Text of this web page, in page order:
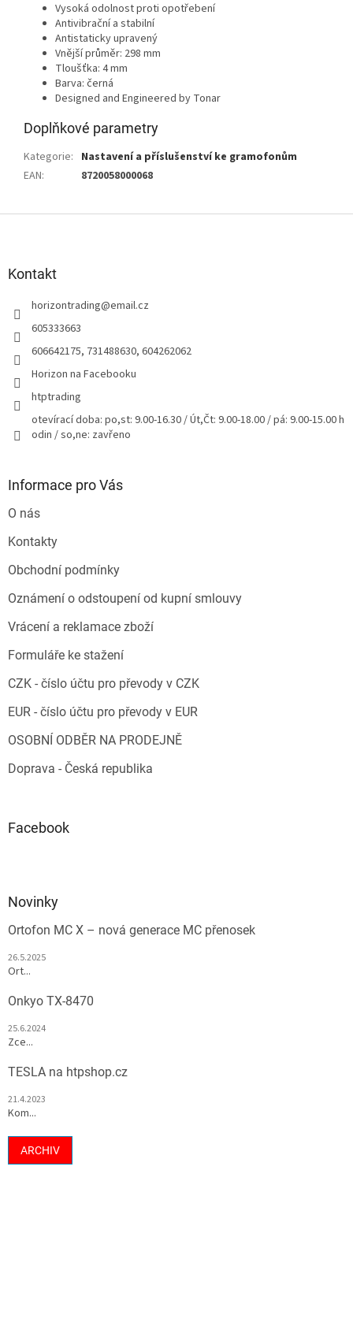
Vysoká odolnost proti opotřebení
Antivibrační a stabilní
Antistaticky upravený
Vnější průměr: 298 mm
Tloušťka: 4 mm
Barva: černá
Designed and Engineered by Tonar
Doplňkové parametry
Kategorie: Nastavení a příslušenství ke gramofonům
EAN: 8720058000068
Kontakt
horizontrading@email.cz
605333663
606642175, 731488630, 604262062
Horizon na Facebooku
htptrading
otevírací doba: po,st: 9.00-16.30 / Út,Čt: 9.00-18.00 / pá: 9.00-15.00 h
odin / so,ne: zavřeno
Informace pro Vás
O nás
Kontakty
Obchodní podmínky
Oznámení o odstoupení od kupní smlouvy
Vrácení a reklamace zboží
Formuláře ke stažení
CZK - číslo účtu pro převody v CZK
EUR - číslo účtu pro převody v EUR
OSOBNÍ ODBĚR NA PRODEJNĚ
Doprava - Česká republika
Facebook
Novinky
Ortofon MC X – nová generace MC přenosek
26.5.2025
Ort...
Onkyo TX-8470
25.6.2024
Zce...
TESLA na htpshop.cz
21.4.2023
Kom...
ARCHIV